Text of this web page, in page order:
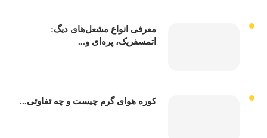
معرفی انواع مشعل‌های دیگ:
اتمسفریک، پره‌ای و...
کوره هوای گرم چیست و چه تفاوتی...